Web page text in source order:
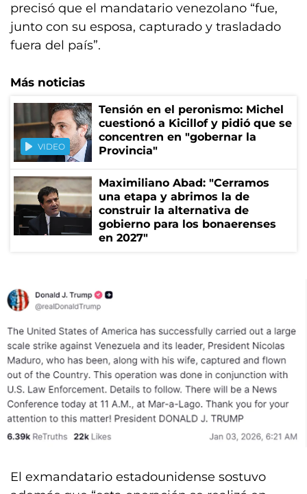
precisó que el mandatario venezolano “fue,
junto con su esposa, capturado y trasladado
fuera del país”.
Más noticias
VIDEO
Tensión en el peronismo: Michel
cuestionó a Kicillof y pidió que se
concentren en "gobernar la
Provincia"
Maximiliano Abad: "Cerramos
una etapa y abrimos la de
construir la alternativa de
gobierno para los bonaerenses
en 2027"
El exmandatario estadounidense sostuvo